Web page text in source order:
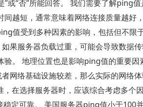
或“否”所能回答。 我们需要了解ping
越短，通常意味着网络连接质量越好
值受到多种因素的影响，包括但不限
果服务器负载过重，可能会导致数据
。 地理位置也是影响ping值的重要因
网络基础设施较差，那么实际的网络
在选择服务器时，应该综合考虑多个
定可靠。 美国服务器ping值小于100